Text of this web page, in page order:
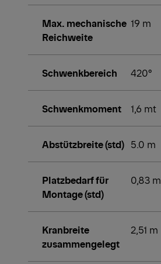
Max. mechanische
Reichweite
19 m
Schwenkbereich 420°
Schwenkmoment 1,6 mt
Abstützbreite (std) 5.0 m
Platzbedarf für
Montage (std)
0,83 m
Kranbreite
zusammengelegt
2,51 m